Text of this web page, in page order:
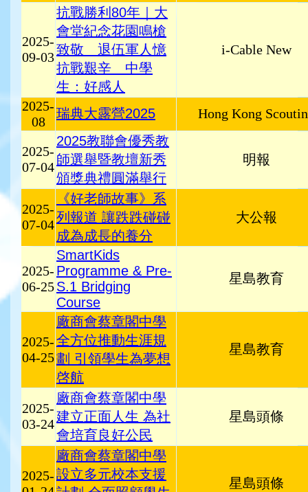
2025-
09-03
抗戰勝利80年｜大
會堂紀念花園鳴槍
致敬 退伍軍人憶
抗戰艱辛 中學
生：好感人
i-Cable New
2025-
08
瑞典大露營2025 Hong Kong
2025-
07-04
2025教聯會優秀教
師選舉暨教壇新秀
頒獎典禮圓滿舉行
明報
2025-
07-04
《好老師故事》系
列報道 讓跌跌碰碰
成為成長的養分
大公報
2025-
06-25
SmartKids
Programme & Pre-
S.1 Bridging
Course
星島教育
2025-
04-25
廠商會蔡章閣中學
全方位推動生涯規
劃 引領學生為夢想
啓航
星島教育
2025-
03-24
廠商會蔡章閣中學
建立正面人生 為社
會培育良好公民
星島頭條
2025-
廠商會蔡章閣中學
設立多元校本支援
星島頭條